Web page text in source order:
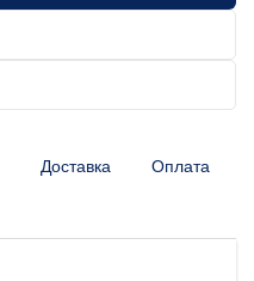
Доставка Оплата